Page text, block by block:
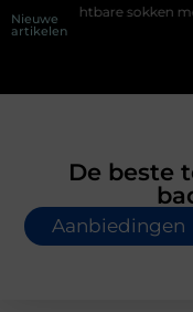
Nieuwe
artikelen
met maximaal comfort
De beste
Aanbiedingen